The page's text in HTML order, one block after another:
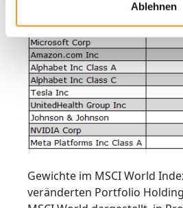
Ablehnen
Gewichte im MSCI World
veränderten Portfolio